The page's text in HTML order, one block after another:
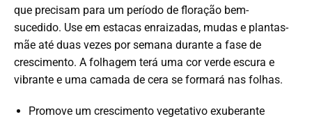
que precisam para um período de floração bem-
sucedido. Use em estacas enraizadas, mudas e plantas-
mãe até duas vezes por semana durante a fase de
crescimento. A folhagem terá uma cor verde escura e
vibrante e uma camada de cera se formará nas folhas.
Promove um crescimento vegetativo exuberante